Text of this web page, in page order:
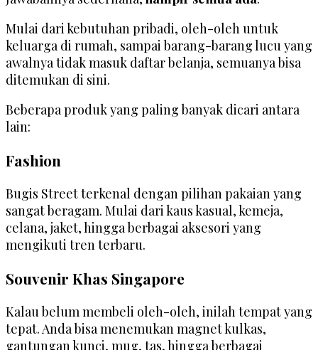
Mulai dari kebutuhan pribadi, oleh-oleh untuk
keluarga di rumah, sampai barang-barang lucu yang
awalnya tidak masuk daftar belanja, semuanya bisa
ditemukan di sini.
Beberapa produk yang paling banyak dicari antara
lain:
Fashion
Bugis Street terkenal dengan pilihan pakaian yang
sangat beragam. Mulai dari kaus kasual, kemeja,
celana, jaket, hingga berbagai aksesori yang
mengikuti tren terbaru.
Souvenir Khas Singapore
Kalau belum membeli oleh-oleh, inilah tempat yang
tepat. Anda bisa menemukan magnet kulkas,
gantungan kunci, mug, tas, hingga berbagai